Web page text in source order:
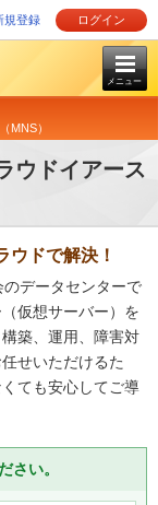
規登録 ログイン
メニュー
MNS）
ウドイアース
ウドで解決！
データセンターで
仮想サーバー）を
築、運用、障害対
せいただけるた
ても安心してご導
さい。